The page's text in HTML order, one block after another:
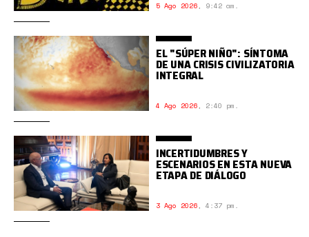
5 Ago 2026, 9:42 am.
EL "SÚPER NIÑO": SÍNTOMA
DE UNA CRISIS CIVILIZATORIA
INTEGRAL
4 Ago 2026, 2:40 pm.
INCERTIDUMBRES Y
ESCENARIOS EN ESTA NUEVA
ETAPA DE DIÁLOGO
3 Ago 2026, 4:37 pm.